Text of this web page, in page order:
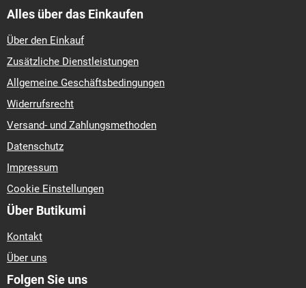
Alles über das Einkaufen
Über den Einkauf
Zusätzliche Dienstleistungen
Allgemeine Geschäftsbedingungen
Widerrufsrecht
Versand- und Zahlungsmethoden
Datenschutz
Impressum
Cookie Einstellungen
Über Butikumi
Kontakt
Über uns
Folgen Sie uns